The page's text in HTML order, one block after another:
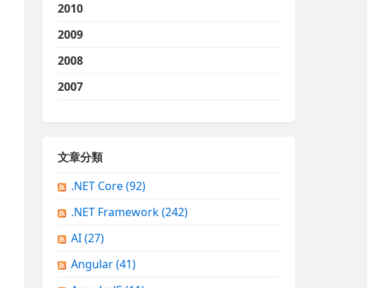
2010
2009
2008
2007
文章分類
.NET Core(92)
.NET Framework(242)
AI(27)
Angular(41)